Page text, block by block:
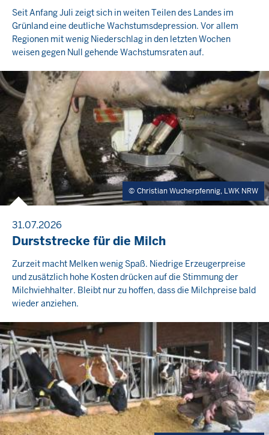
Seit Anfang Juli zeigt sich in weiten Teilen des Landes im
Grünland eine deutliche Wachstumsdepression. Vor allem
Regionen mit wenig Niederschlag in den letzten Wochen
weisen gegen Null gehende Wachstumsraten auf.
Christian Wucherpfennig, LWK NRW
31.07.2026
Durststrecke für die Milch
Zurzeit macht Melken wenig Spaß. Niedrige Erzeugerpreise
und zusätzlich hohe Kosten drücken auf die Stimmung der
Milchviehhalter. Bleibt nur zu hoffen, dass die Milchpreise bald
wieder anziehen.